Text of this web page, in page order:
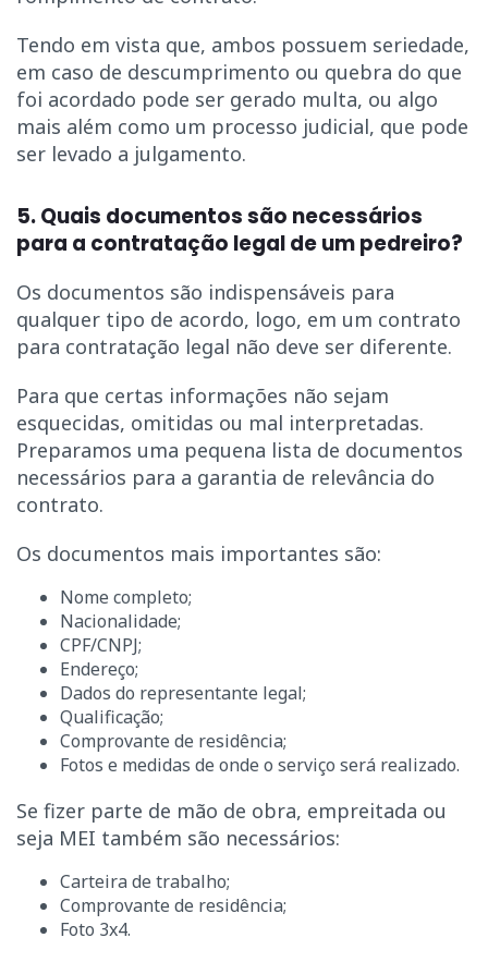
Tendo em vista que, ambos possuem seriedade,
em caso de descumprimento ou quebra do que
foi acordado pode ser gerado multa, ou algo
mais além como um processo judicial, que pode
ser levado a julgamento.
5. Quais documentos são necessários
para a contratação legal de um pedreiro?
Os documentos são indispensáveis para
qualquer tipo de acordo, logo, em um contrato
para contratação legal não deve ser diferente.
Para que certas informações não sejam
esquecidas, omitidas ou mal interpretadas.
Preparamos uma pequena lista de documentos
necessários para a garantia de relevância do
contrato.
Os documentos mais importantes são:
Nome completo;
Nacionalidade;
CPF/CNPJ;
Endereço;
Dados do representante legal;
Qualificação;
Comprovante de residência;
Fotos e medidas de onde o serviço será realizado.
Se fizer parte de mão de obra, empreitada ou
seja MEI também são necessários:
Carteira de trabalho;
Comprovante de residência;
Foto 3x4.